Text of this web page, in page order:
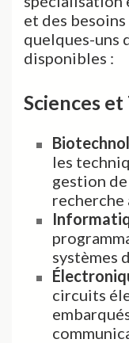
et des
quelques-uns
disponibles :
Sciences
les
gestion
recherche
systèmes
circuits